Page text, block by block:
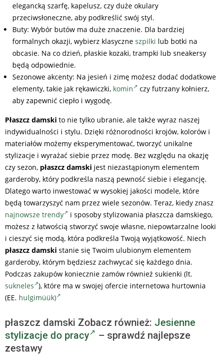
elegancką szarfę, kapelusz, czy duże okulary
przeciwsłoneczne, aby podkreślić swój styl.
Buty: Wybór butów ma duże znaczenie. Dla bardziej
formalnych okazji, wybierz klasyczne szpilki lub botki na
obcasie. Na co dzień, płaskie kozaki, trampki lub sneakersy
będą odpowiednie.
Sezonowe akcenty: Na jesień i zimę możesz dodać dodatkowe
elementy, takie jak rękawiczki, komin
czy futrzany kołnierz,
aby zapewnić ciepło i wygodę.
Płaszcz damski to nie tylko ubranie, ale także wyraz naszej
indywidualności i stylu. Dzięki różnorodności krojów, kolorów i
materiałów możemy eksperymentować, tworzyć unikalne
stylizacje i wyrażać siebie przez modę. Bez względu na okazję
czy sezon, płaszcz damski jest niezastąpionym elementem
garderoby, który podkreśla naszą pewność siebie i elegancję.
Dlatego warto inwestować w wysokiej jakości modele, które
będą towarzyszyć nam przez wiele sezonów. Teraz, kiedy znasz
najnowsze trendy
i sposoby stylizowania płaszcza damskiego,
możesz z łatwością stworzyć swoje własne, niepowtarzalne looki
i cieszyć się modą, która podkreśla Twoją wyjątkowość. Niech
płaszcz damski stanie się Twoim ulubionym elementem
garderoby, którym będziesz zachwycać się każdego dnia.
Podczas zakupów koniecznie zamów również sukienki (lt.
sukneles ), które ma w swojej ofercie internetowa hurtownia
(EE. hulgimüük)
płaszcz damski Zobacz również: Jesienne
stylizacje do pracy
– sprawdź najlepsze
zestawy